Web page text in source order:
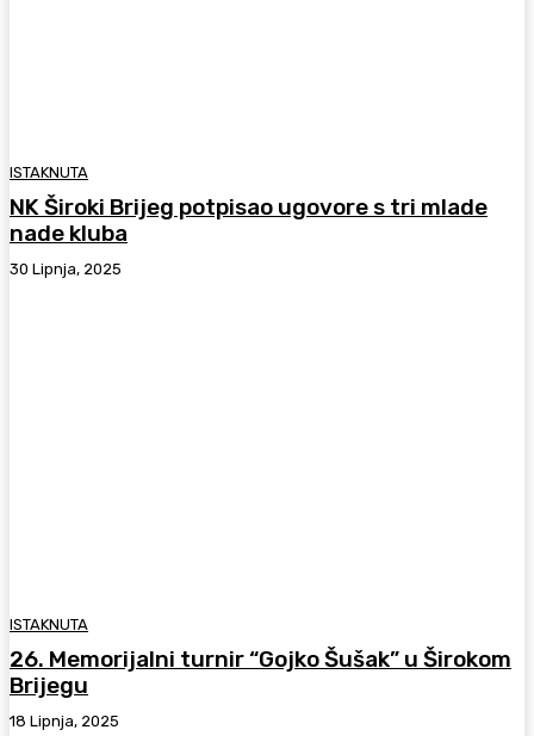
ISTAKNUTA
NK Široki Brijeg potpisao ugovore s tri mlade
nade kluba
30 Lipnja, 2025
ISTAKNUTA
26. Memorijalni turnir “Gojko Šušak” u Širokom
Brijegu
18 Lipnja, 2025